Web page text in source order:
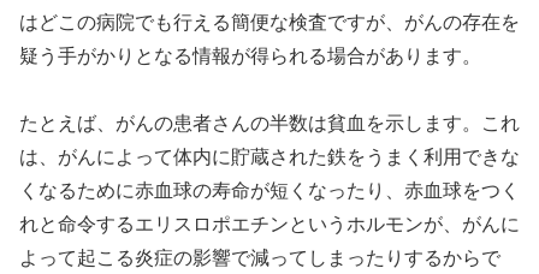
はどこの病院でも行える簡便な検査ですが、がんの存在を
疑う手がかりとなる情報が得られる場合があります。
たとえば、がんの患者さんの半数は貧血を示します。これ
は、がんによって体内に貯蔵された鉄をうまく利用できな
くなるために赤血球の寿命が短くなったり、赤血球をつく
れと命令するエリスロポエチンというホルモンが、がんに
よって起こる炎症の影響で減ってしまったりするからで